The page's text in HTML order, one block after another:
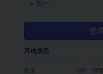
用户
登
其他信息
数量 2部（横